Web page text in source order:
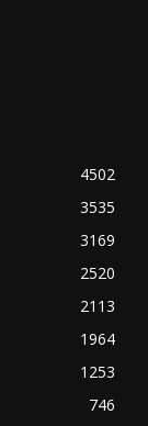
4502
3535
3169
2520
2113
1964
1253
746